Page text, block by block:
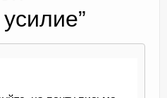
”